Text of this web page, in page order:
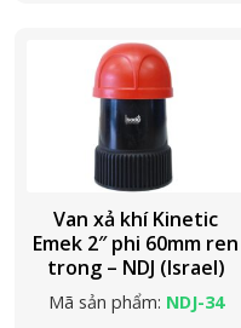
Van xả khí Kinetic
Emek 2″ phi 60mm ren
trong – NDJ (Israel)
Mã sản phẩm: NDJ-34